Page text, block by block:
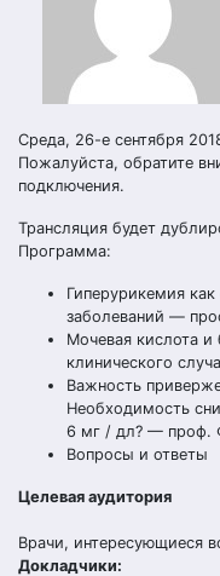
Среда, 26-е сентября
Пожалуйста, обратите
подключения.
Трансляция будет
Программа:
Гиперурикемия
заболеваний —
Мочевая кислота и
клинического
Важность
Необходимость
6 мг / дл? — проф.
Вопросы и ответы
Целевая аудитория
Врачи, интересующиеся
Докладчики: